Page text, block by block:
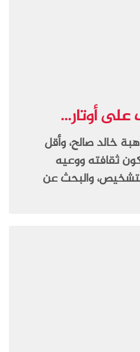
أوتار...
خالد صالح، وأقل
ثقافته ووعيه
والبحث عن